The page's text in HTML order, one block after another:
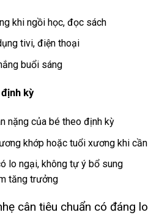
khi ngồi học, đọc sách
tivi, điện thoại
buổi sáng
kỳ
nặng của bé theo định kỳ
khớp hoặc tuổi xương khi cần
lo ngại, không tự ý bổ sung
tăng trưởng
cân tiêu chuẩn có đáng lo